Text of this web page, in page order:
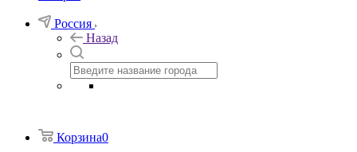
Россия
Назад
Корзина0